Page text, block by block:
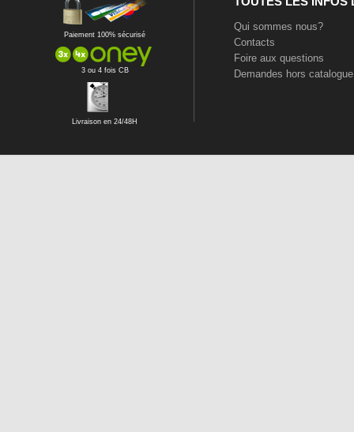
Paiement 100% sécurisé
3 ou 4 fois CB
Livraison en 24/48H
Qui sommes nous?
Contacts
Foire aux questions
Demandes hors catalogue